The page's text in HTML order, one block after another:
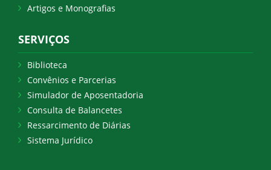
Artigos e Monografias
SERVIÇOS
Biblioteca
Convênios e Parcerias
Simulador de Aposentadoria
Consulta de Balancetes
Ressarcimento de Diárias
Sistema Jurídico